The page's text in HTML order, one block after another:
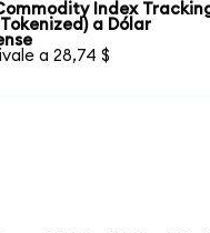
Index
a Dólar
a 28,74 $